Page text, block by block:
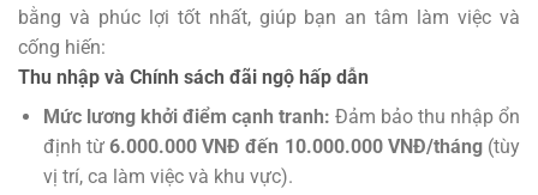
bằng và phúc lợi tốt nhất, giúp bạn an tâm làm việc và
cống hiến:
Thu nhập và Chính sách đãi ngộ hấp dẫn
Mức lương khởi điểm cạnh tranh: Đảm bảo thu nhập ổn
định từ6.000.000 VNĐ đến 10.000.000 VNĐ/tháng(tùy
vị trí, ca làm việc và khu vực).